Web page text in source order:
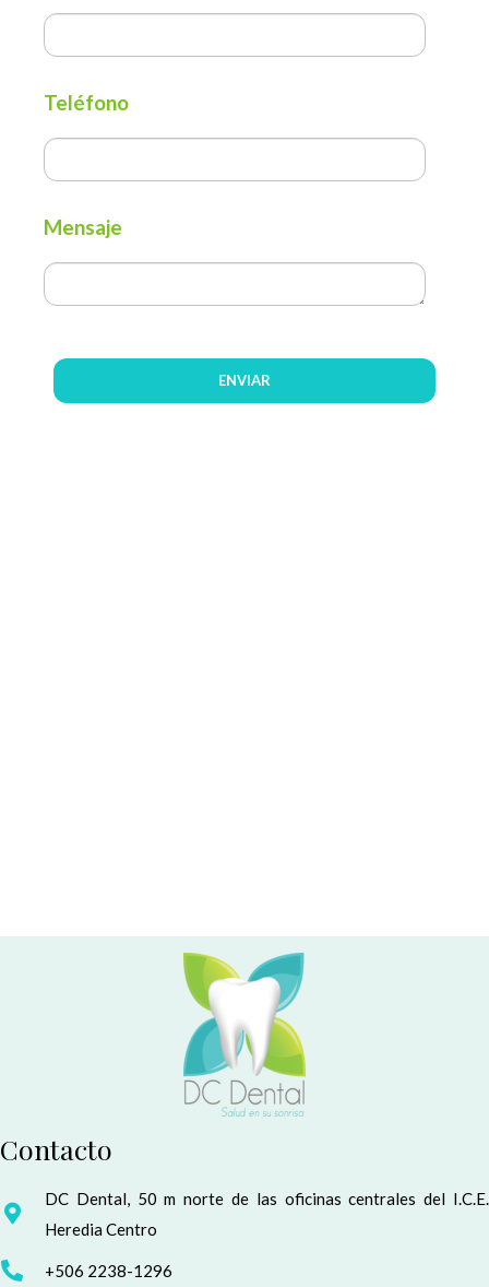
Teléfono
Mensaje
Contacto
DC Dental, 50 m norte de las oficinas centrales del I.C.E.
Heredia Centro
+506 2238-1296